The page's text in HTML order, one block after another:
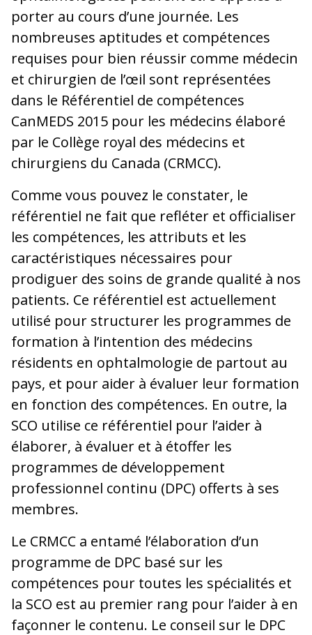
porter au cours d’une journée. Les
nombreuses aptitudes et compétences
requises pour bien réussir comme médecin
et chirurgien de l’œil sont représentées
dans le Référentiel de compétences
CanMEDS 2015 pour les médecins élaboré
par le Collège royal des médecins et
chirurgiens du Canada (CRMCC).
Comme vous pouvez le constater, le
référentiel ne fait que refléter et officialiser
les compétences, les attributs et les
caractéristiques nécessaires pour
prodiguer des soins de grande qualité à nos
patients. Ce référentiel est actuellement
utilisé pour structurer les programmes de
formation à l’intention des médecins
résidents en ophtalmologie de partout au
pays, et pour aider à évaluer leur formation
en fonction des compétences. En outre, la
SCO utilise ce référentiel pour l’aider à
élaborer, à évaluer et à étoffer les
programmes de développement
professionnel continu (DPC) offerts à ses
membres.
Le CRMCC a entamé l’élaboration d’un
programme de DPC basé sur les
compétences pour toutes les spécialités et
la SCO est au premier rang pour l’aider à en
façonner le contenu. Le conseil sur le DPC